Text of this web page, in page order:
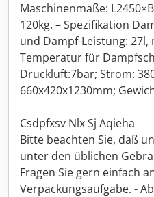
Maschinenmaße:
120kg. – Spezifikation
und Dampf-Leistung: 27l,
Temperatur für
Druckluft:7bar; Strom:
660x420x1230mm;
Csdpfxsv Nlx Sj Aqieha
Bitte beachten Sie, daß
unter den üblichen
Fragen Sie gern einfach
Verpackungsaufgabe. -